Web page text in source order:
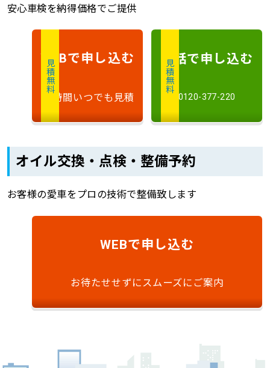
安心車検を納得価格でご提供
見積無料
WEBで申し込む
24時間いつでも見積
見積無料
電話で申し込む
0120-377-220
オイル交換・点検・整備予約
お客様の愛車をプロの技術で整備致します
WEBで申し込む
お待たせせずにスムーズにご案内